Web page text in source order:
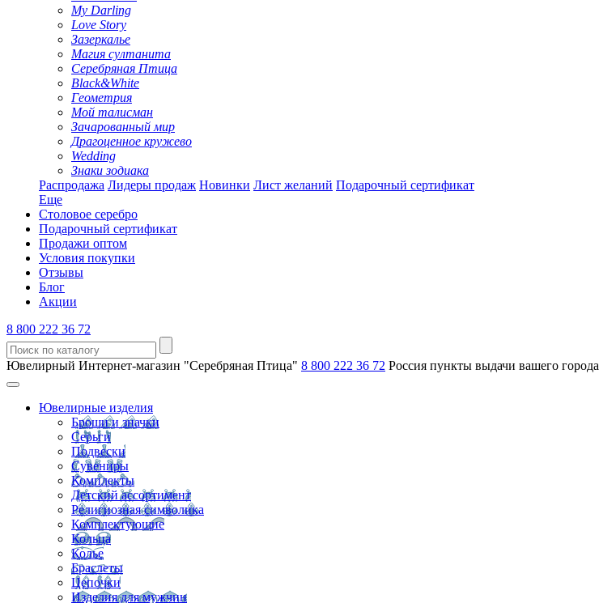
My Darling
Love Story
Зазеркалье
Магия султанита
Серебряная Птица
Black&White
Геометрия
Мой талисман
Зачарованный мир
Драгоценное кружево
Wedding
Знаки зодиака
Распродажа Лидеры продаж Новинки Лист желаний Подарочный сертификат
Еще
Столовое серебро
Подарочный сертификат
Продажи оптом
Условия покупки
Отзывы
Блог
Акции
8 800 222 36 72
Ювелирный Интернет-магазин "Серебряная Птица" 8 800 222 36 72 Россия пункты выдачи вашего города
Ювелирные изделия
Броши и значки
Серьги
Подвески
Сувениры
Комплекты
Детский ассортимент
Религиозная символика
Комплектующие
Кольца
Колье
Браслеты
Цепочки
Изделия для мужчин